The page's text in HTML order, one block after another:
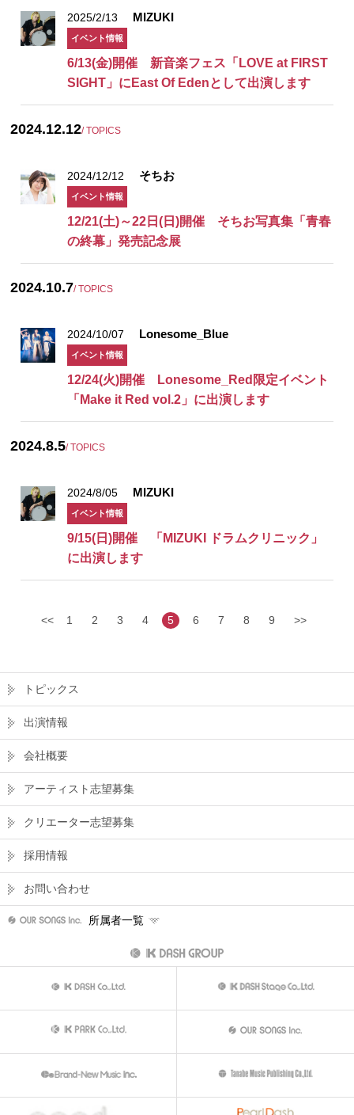
2025/2/13 MIZUKI
イベント情報
6/13(金)開催 新音楽フェス「LOVE at FIRST
SIGHT」にEast Of Edenとして出演します
2024.12.12/ TOPICS
2024/12/12 そちお
イベント情報
12/21(土)～22日(日)開催 そちお写真集「青春
の終幕」発売記念展
2024.10.7/ TOPICS
2024/10/07 Lonesome_Blue
イベント情報
12/24(火)開催 Lonesome_Red限定イベント
「Make it Red vol.2」に出演します
2024.8.5/ TOPICS
2024/8/05 MIZUKI
イベント情報
9/15(日)開催 「MIZUKI ドラムクリニック」
に出演します
<< 1 2 3 4 5 6 7 8 9 >>
トピックス
出演情報
会社概要
アーティスト志望募集
クリエーター志望募集
採用情報
お問い合わせ
所属者一覧